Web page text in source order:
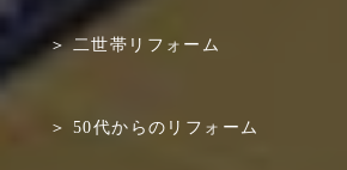
二世帯リフォーム
50代からのリフォーム